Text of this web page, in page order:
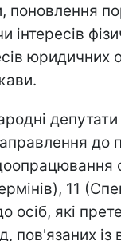
поновлення
інтересів
юридичних
до
11
осіб, які
пов'язаних із